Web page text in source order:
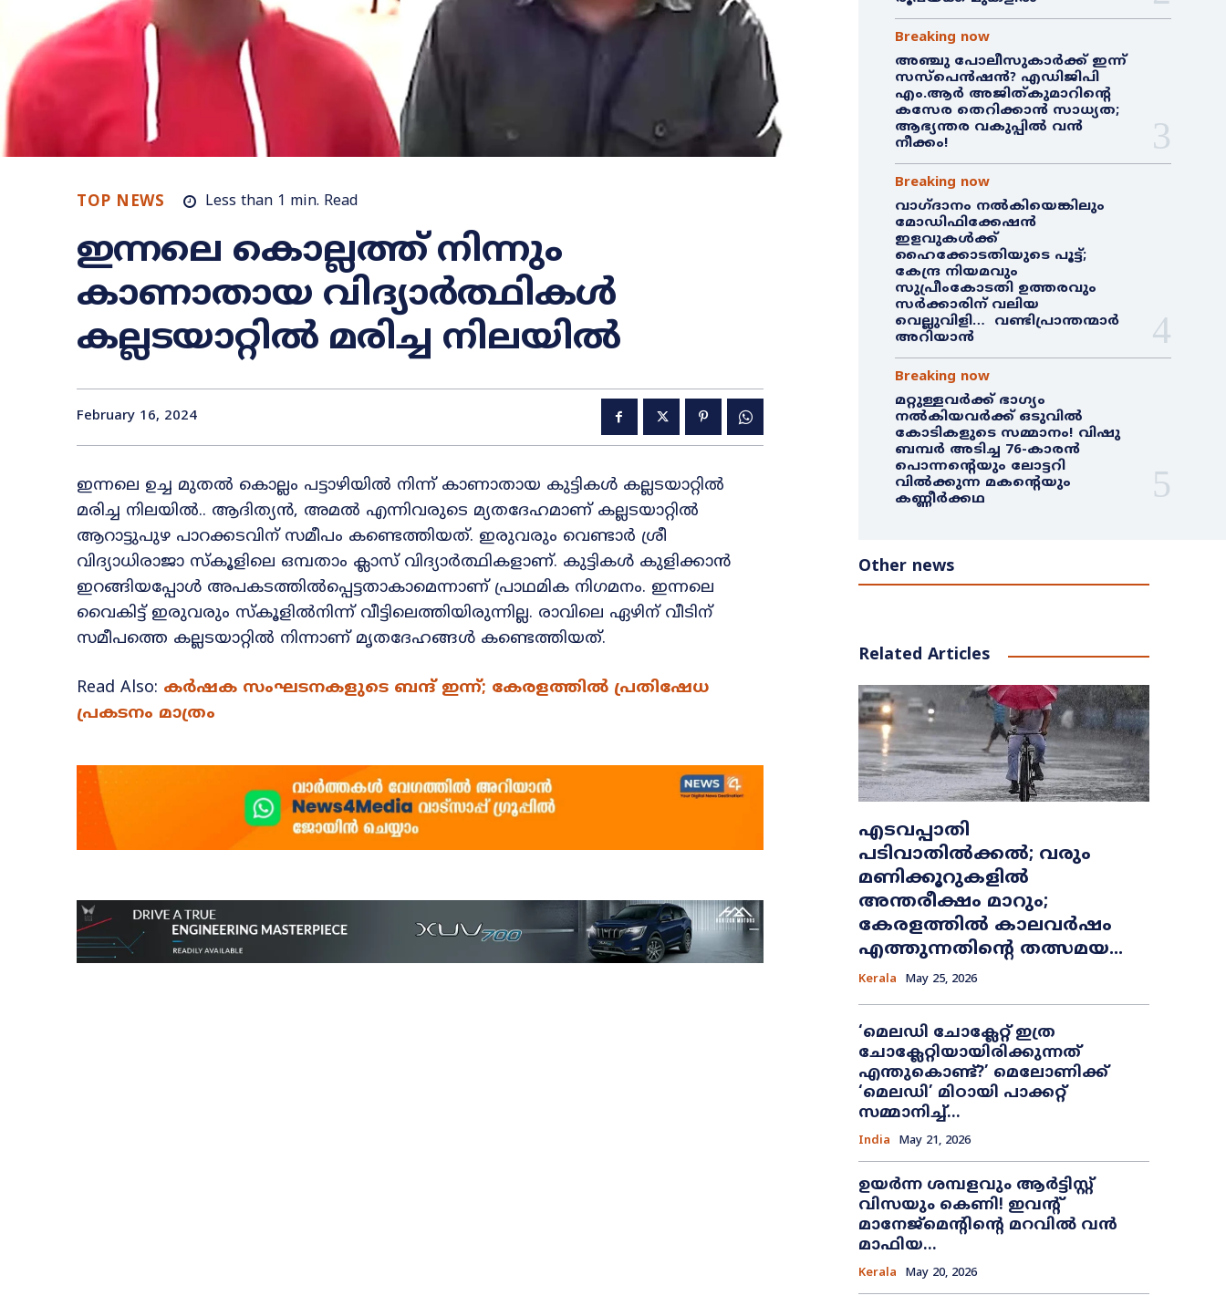
TOP NEWS Less than 1 min. Read
ഇന്നലെ കൊല്ലത്ത് നിന്നും
കാണാതായ വിദ്യാർത്ഥികൾ
കല്ലടയാറ്റിൽ മരിച്ച നിലയിൽ
February 16, 2024
ഇന്നലെ ഉച്ച മുതല്‍ കൊല്ലം പട്ടാഴിയിൽ നിന്ന് കാണാതായ കുട്ടികൾ കല്ലടയാറ്റിൽ
മരിച്ച നിലയിൽ.. ആദിത്യൻ, അമൽ എന്നിവരുടെ മ്യതദേഹമാണ് കല്ലടയാറ്റിൽ
ആറാട്ടുപുഴ പാറക്കടവിന് സമീപം കണ്ടെത്തിയത്. ഇരുവരും വെണ്ടാർ ശ്രീ
വിദ്യാധിരാജാ സ്കൂളിലെ ഒമ്പതാം ക്ലാസ് വിദ്യാർത്ഥികളാണ്. കുട്ടികൾ കുളിക്കാൻ
ഇറങ്ങിയപ്പോൾ അപകടത്തിൽപ്പെട്ടതാകാമെന്നാണ് പ്രാഥമിക നിഗമനം. ഇന്നലെ
വൈകിട്ട് ഇരുവരും സ്കൂളിൽനിന്ന് വീട്ടിലെത്തിയിരുന്നില്ല. രാവിലെ ഏഴിന് വീടിന്
സമീപത്തെ കല്ലടയാറ്റിൽ നിന്നാണ് മൃതദേഹങ്ങൾ കണ്ടെത്തിയത്.
Read Also: കർഷക സംഘടനകളുടെ ബന്ദ് ഇന്ന്; കേരളത്തിൽ പ്രതിഷേധ
പ്രകടനം മാത്രം
Breaking now
അഞ്ചു പോലീസുകാർക്ക് ഇന്ന്
സസ്‌പെൻഷൻ? എഡിജിപി
എം.ആർ അജിത്കുമാറിൻ്റെ
കസേര തെറിക്കാൻ സാധ്യത;
ആഭ്യന്തര വകുപ്പിൽ വൻ
നീക്കം!
Breaking now
വാഗ്ദാനം നൽകിയെങ്കിലും
മോഡിഫിക്കേഷൻ
ഇളവുകൾക്ക്
ഹൈക്കോടതിയുടെ പൂട്ട്;
കേന്ദ്ര നിയമവും
സുപ്രീംകോടതി ഉത്തരവും
സർക്കാരിന് വലിയ
വെല്ലുവിളി… വണ്ടിപ്രാന്തന്മാർ
അറിയാൻ
Breaking now
മറ്റുള്ളവർക്ക് ഭാഗ്യം
നൽകിയവർക്ക് ഒടുവിൽ
കോടികളുടെ സമ്മാനം! വിഷു
ബമ്പർ അടിച്ച 76-കാരൻ
പൊന്നന്റെയും ലോട്ടറി
വിൽക്കുന്ന മകന്റെയും
കണ്ണീർക്കഥ
Other news
Related Articles
എടവപ്പാതി
പടിവാതിൽക്കൽ; വരും
മണിക്കൂറുകളിൽ
അന്തരീക്ഷം മാറും;
കേരളത്തിൽ കാലവർഷം
എത്തുന്നതിന്റെ തത്സമയ...
Kerala May 25, 2026
​‘മെലഡി ചോക്ലേറ്റ് ഇത്ര
ചോക്ലേറ്റിയായിരിക്കുന്നത്
എന്തുകൊണ്ട്?’ മെലോണിക്ക്
‘മെലഡി’ മിഠായി പാക്കറ്റ്
സമ്മാനിച്ച്...
India May 21, 2026
ഉയർന്ന ശമ്പളവും ആർട്ടിസ്റ്റ്
വിസയും കെണി! ഇവന്റ്
മാനേജ്‌മെന്റിന്റെ മറവിൽ വൻ
മാഫിയ...
Kerala May 20, 2026